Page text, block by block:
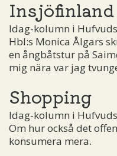
Insjöfinland
Idag-kolumn i
Hbl:s Monica Ålgars
en ångbåtstur på
mig nära var jag
Shopping
Idag-kolumn i
Om hur också det
konsumera mera.